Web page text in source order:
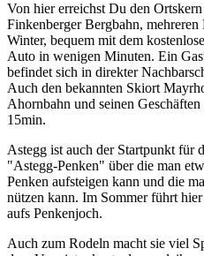
Von hier erreichst Du den
Finkenberger Bergbahn,
Winter, bequem mit dem
Auto in wenigen Minuten. Ein
befindet sich in direkter
Auch den bekannten Skiort
Ahornbahn und seinen
15min.
Astegg ist auch der Startpunkt für
"Astegg-Penken" über die man
Penken aufsteigen kann und die
nützen kann. Im Sommer führt
aufs Penkenjoch.
Auch zum Rodeln macht sie viel